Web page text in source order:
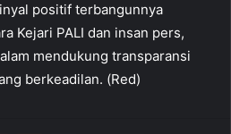
positif terbangunnya
Kejari PALI dan insan pers,
mendukung transparansi
berkeadilan. (Red)